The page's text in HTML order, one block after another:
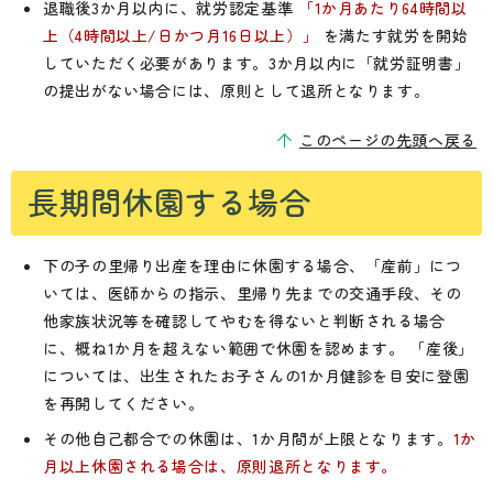
退職後3か月以内に、就労認定基準
「1か月あたり64時間以
上（4時間以上/日かつ月16日以上）」
を満たす就労を開始
していただく必要があります。3か月以内に「就労証明書」
の提出がない場合には、原則として退所となります。
このページの先頭へ戻る
長期間休園する場合
下の子の里帰り出産を理由に休園する場合、「産前」につ
いては、医師からの指示、里帰り先までの交通手段、その
他家族状況等を確認してやむを得ないと判断される場合
に、概ね1か月を超えない範囲で休園を認めます。 「産後」
については、出生されたお子さんの1か月健診を目安に登園
を再開してください。
その他自己都合での休園は、1か月間が上限となります。 1か
月以上休園される場合は、原則退所となります。